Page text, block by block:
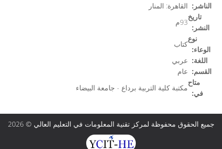
الناشر: القاهرة: المنار
تاريخ
النشر:
93م
نوع
الوعاء:
كتاب
اللغة: عربي
القسم: عام
متاح
في:
مكتبة كلية التربية برداع - جامعة البيضاء
جميع الحقوق محفوظة لمركز تقنية المعلومات في التعليم العالي © 2026